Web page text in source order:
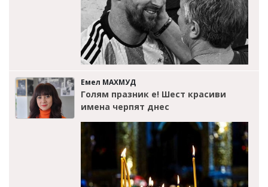
Емел МАХМУД
Голям празник е! Шест красиви
имена черпят днес